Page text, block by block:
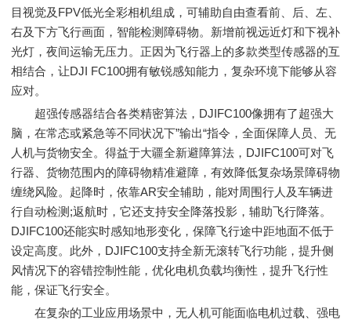
目视觉及FPV低光全彩相机组成，可辅助自由查看前、后、左、
右及下方飞行画面，智能检测障碍物。新增前视远近灯和下视补
光灯，夜间运输无压力。正因为飞行器上的多款类型传感器的互
相结合，让DJI FC100拥有敏锐感知能力，复杂环境下能够从容
应对。
超强传感器结合各类精密算法，DJIFC100像拥有了超强大
脑，在常态或紧急等不同状况下”输出“指令，全面保障人员、无
人机与货物安全。得益于大疆全新避障算法，DJIFC100可对飞
行器、货物范围内的障碍物精准避障，有效降低复杂场景障碍物
缠绕风险。起降时，依靠AR安全辅助，能对周围行人及车辆进
行自动检测;返航时，它还支持安全降落投影，辅助飞行降落。
DJIFC100还能实时感知地形变化，保障飞行途中距地面不低于
设定高度。此外，DJIFC100支持全新无滚转飞行功能，提升侧
风情况下的容错控制性能，优化电机负载均衡性，提升飞行性
能，保证飞行安全。
在复杂的工业应用场景中，无人机可能面临电机过载、强电